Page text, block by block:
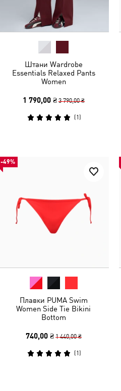
Штани Wardrobe
Essentials Relaxed Pants
Women
1 790,00 ₴ 3 790,00 ₴
(1 )
-49%
Плавки PUMA Swim
Women Side Tie Bikini
Bottom
740,00 ₴ 1 440,00 ₴
(1 )